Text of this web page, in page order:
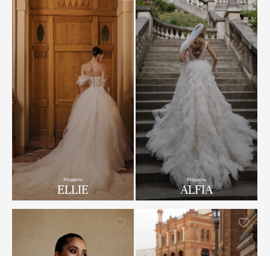
Модель
ELLIE
Модель
ALFIA